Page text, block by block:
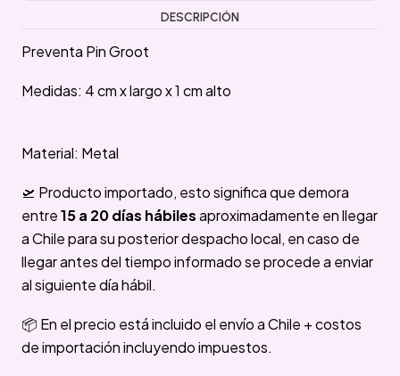
DESCRIPCIÓN
Preventa Pin Groot
Medidas: 4 cm x largo x 1 cm alto
Material: Metal
🛫 Producto importado, esto significa que demora
entre15 a 20 días hábilesaproximadamente en llegar
a Chile para su posterior despacho local, en caso de
llegar antes del tiempo informado se procede a enviar
al siguiente día hábil.
📦 En el precio está incluido el envío a Chile + costos
de importación incluyendo impuestos.